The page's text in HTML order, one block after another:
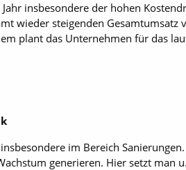
insbesondere der hohen
wieder steigenden
plant das Unternehmen für das
im Bereich
generieren. Hier setzt man